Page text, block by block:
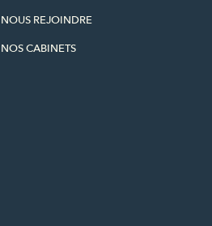
NOUS REJOINDRE
NOS CABINETS